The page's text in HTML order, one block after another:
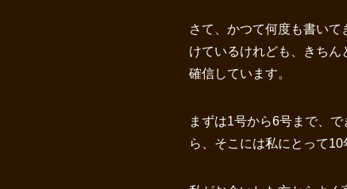
さて、かつて何度も書い
けているけれども、きち
確信しています。
まずは1号から6号まで、
ら、そこには私にとって10